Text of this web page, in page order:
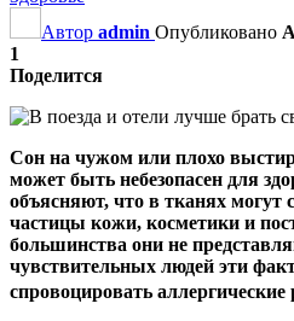
Автор admin Опубликовано
1
Поделится
Сон на чужом или плохо
может быть небезопасен для
объясняют, что в тканях могут
частицы кожи, косметики и
большинства они не
чувствительных людей эти
спровоцировать аллергические